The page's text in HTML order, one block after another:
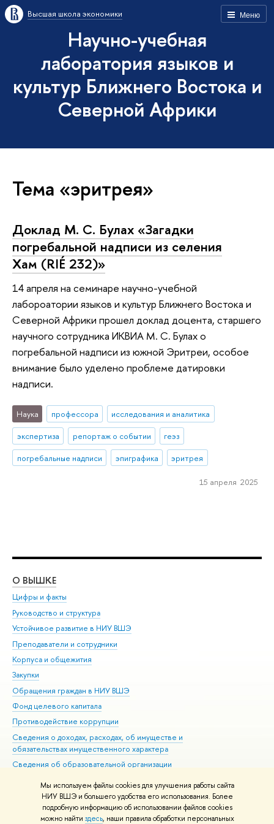
Мы используем файлы cookies для улучшения работы сайта
НИУ ВШЭ и большего удобства его использования. Более
подробную информацию об использовании файлов cookies
можно найти здесь, наши правила обработки персональных
Меню
Высшая школа экономики
Научно-учебная
лаборатория языков и
культур Ближнего Востока и
Северной Африки
Тема «эритрея»
Доклад М. С. Булах «Загадки
погребальной надписи из селения
Хам (RIÉ 232)»
14 апреля на семинаре научно-учебной
лабороатории языков и культур Ближнего Востока и
Северной Африки прошел доклад доцента, старшего
научного сотрудника ИКВИА М. С. Булах о
погребальной надписи из южной Эритреи, особое
внимание было уделено проблеме датировки
надписи.
Наука профессора
исследования и аналитика
экспертиза
репортаж о событии
геэз
погребальные надписи
эпиграфика эритрея
15 апреля 2025
О ВЫШКЕ
Цифры и факты
Руководство и структура
Устойчивое развитие в НИУ ВШЭ
Преподаватели и сотрудники
Корпуса и общежития
Закупки
Обращения граждан в НИУ ВШЭ
Фонд целевого капитала
Противодействие коррупции
Сведения о доходах, расходах, об имуществе и
обязательствах имущественного характера
Сведения об образовательной организации
Людям с ограниченными возможностями здоровья
Единая платежная страница
Работа в Вышке